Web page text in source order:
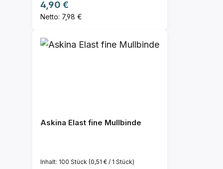
Regulärer Preis:
4,90 €
Netto: 7,98 €
Askina Elast fine Mullbinde
Inhalt: 100 Stück (0,51 € / 1 Stück)